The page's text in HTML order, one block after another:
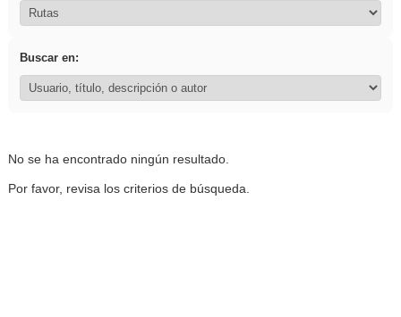
Buscar en:
No se ha encontrado ningún resultado.
Por favor, revisa los criterios de búsqueda.